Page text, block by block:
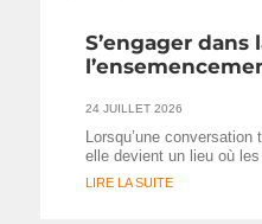
S’engager dans
24 JUILLET 2026
Lorsqu’une
elle devient un lieu où
LIRE LA SUITE